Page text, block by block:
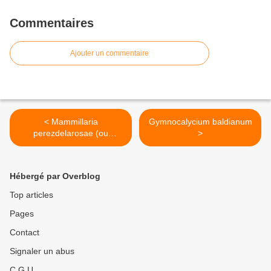
Commentaires
Ajouter un commentaire
< Mammillaria
perezdelarosae (ou
Mammillaria bombycina
Gymnocalycium baldianum
>
Hébergé par Overblog
Top articles
Pages
Contact
Signaler un abus